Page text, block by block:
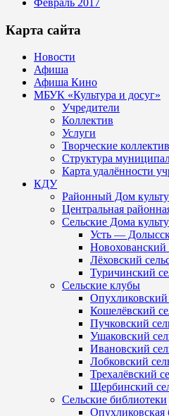
Карта сайта
Новости
Афиша
Афиша Кино
МБУК «Культура и досуг»
Учредители
Коллектив
Услуги
Творческие
Структура
Карта удалённости
КДУ
Районный Дом
Центральная
Сельские Дома
Усть —
Новохованский
Лёховский
Туричинский
Сельские клубы
Опухликовский
Кошелёвский
Пучковский
Ушаковский
Ивановский
Лобковский
Трехалёвский
Щербинский
Сельские библиотеки
Опухликовская